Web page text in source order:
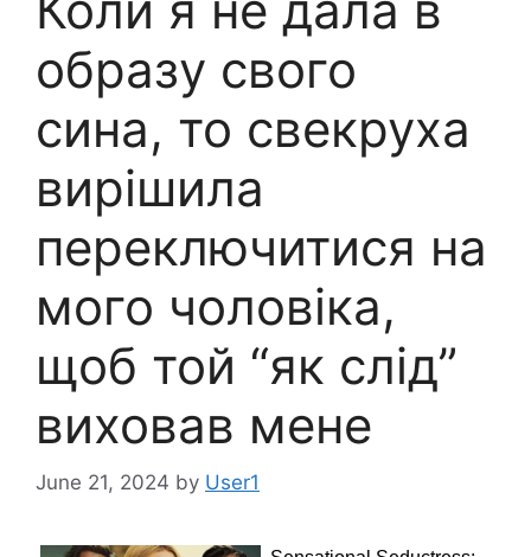
образу свого
сина, то свекруха
вирішила
пеpеключитися на
мого чоловіка,
щоб той “як слід”
виховав мене
June 21, 2024 by User1